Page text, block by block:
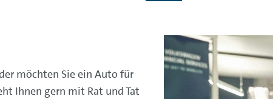
möchten Sie ein Auto für
Ihnen gern mit Rat und Tat